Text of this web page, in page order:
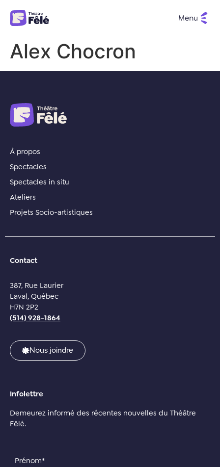
Menu
Alex Chocron
À propos
Spectacles
Spectacles in situ
Ateliers
Projets Socio-artistiques​
Contact
387, Rue Laurier
Laval, Québec
H7N 2P2
(514) 928-1864
Nous joindre
Infolettre
Demeurez informé des récentes nouvelles du Théâtre
Fêlé.
(Nécessaire)